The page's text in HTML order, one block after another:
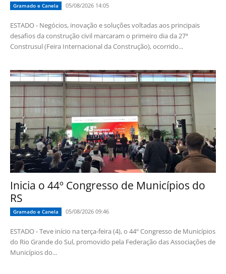
Gramado e Canela 05/08/2026 14:05
ESTADO - Negócios, inovação e soluções voltadas aos principais
desafios da construção civil marcaram o primeiro dia da 27ª
Construsul (Feira Internacional da Construção), ocorrido...
Inicia o 44º Congresso de Municípios do
RS
Gramado e Canela 05/08/2026 09:46
ESTADO - Teve início na terça-feira (4), o 44º Congresso de Municípios
do Rio Grande do Sul, promovido pela Federação das Associações de
Municípios do...